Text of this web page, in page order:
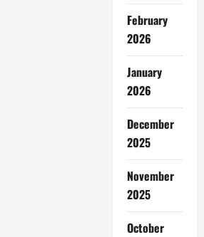
February
2026
January
2026
December
2025
November
2025
October